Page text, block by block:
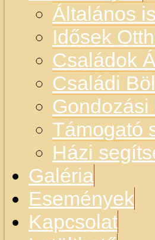
Általános
Idősek
Családok
Családi
Támogató
Házi
Galéria
Események
Kapcsolat